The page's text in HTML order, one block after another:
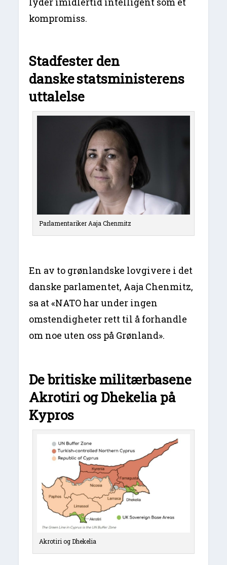
kompromiss.
Stadfester den
danskestatsministerens
uttalelse
Parlamentariker Aaja Chenmitz
En av to grønlandske lovgivere i det
danske parlamentet, Aaja Chenmitz,
sa at «NATO har under ingen
omstendigheter rett til å forhandle
om noe uten oss på Grønland».
De britiske militærbasene
Akrotiri og Dhekelia på
Kypros
Akrotiri og Dhekelia